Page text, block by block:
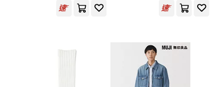
史蒂夫．卡瓦納(1)
北京科學技術出版社(1)
台南市政府文化局(1)